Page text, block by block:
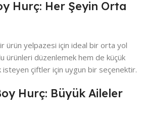
Hurç: Her Şeyin Orta
ürün yelpazesi için ideal bir orta yol
ürünleri düzenlemek hem de küçük
isteyen çiftler için uygun bir seçenektir.
Hurç: Büyük Aileler